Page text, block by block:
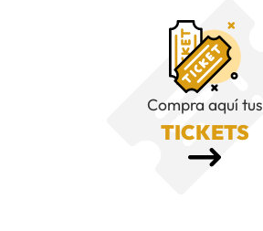
Compra aquí tus
TICKETS